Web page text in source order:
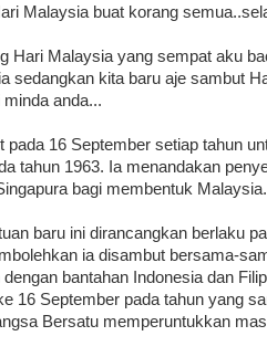
Malaysia buat korang
Hari Malaysia yang sempat aku
sedangkan kita baru aje sambut
anda...
pada 16 September setiap tahun
tahun 1963. Ia menandakan
bagi membentuk Malaysia.
baru ini dirancangkan berlaku
ia disambut bersama-
bantahan Indonesia dan
16 September pada tahun yang
Bersatu memperuntukkan